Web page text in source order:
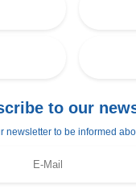
to our
newsletter to be informed